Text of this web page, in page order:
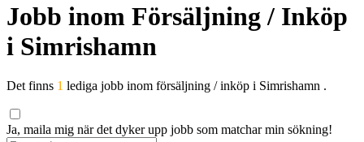
Jobb inom Försäljning / Inköp
i Simrishamn
Det finns 1 lediga jobb inom försäljning / inköp i Simrishamn .
Ja, maila mig när det dyker upp jobb som matchar min sökning!